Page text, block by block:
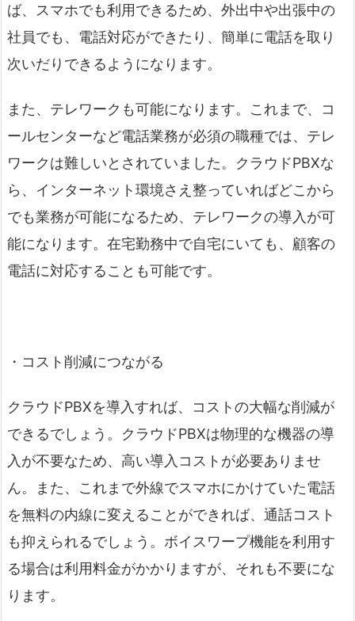
ば、スマホでも利用できるため、外出中や出張中の
社員でも、電話対応ができたり、簡単に電話を取り
次いだりできるようになります。
また、テレワークも可能になります。これまで、コ
ールセンターなど電話業務が必須の職種では、テレ
ワークは難しいとされていました。クラウドPBXな
ら、インターネット環境さえ整っていればどこから
でも業務が可能になるため、テレワークの導入が可
能になります。在宅勤務中で自宅にいても、顧客の
電話に対応することも可能です。
・コスト削減につながる
クラウドPBXを導入すれば、コストの大幅な削減が
できるでしょう。クラウドPBXは物理的な機器の導
入が不要なため、高い導入コストが必要ありませ
ん。また、これまで外線でスマホにかけていた電話
を無料の内線に変えることができれば、通話コスト
も抑えられるでしょう。ボイスワープ機能を利用す
る場合は利用料金がかかりますが、それも不要にな
ります。